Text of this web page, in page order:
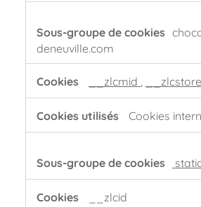
deneuville.com
__zlcmid __zlcstore
Cookies
__zlcid